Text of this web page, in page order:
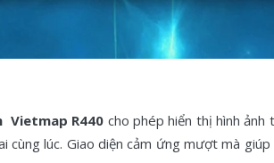
Vietmap R440 cho phép hiển thị hình
cùng lúc. Giao diện cảm ứng mượt mà